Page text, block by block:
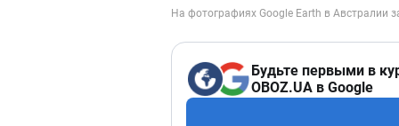
Будьте первыми в
OBOZ.UA в Google